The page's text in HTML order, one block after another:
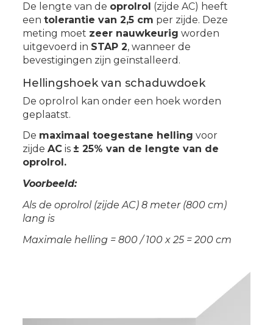
De lengte van de oprolrol (zijde AC) heeft
een tolerantie van 2,5 cm per zijde. Deze
meting moet zeer nauwkeurig worden
uitgevoerd in STAP 2, wanneer de
bevestigingen zijn geïnstalleerd.
Hellingshoek van schaduwdoek
De oprolrol kan onder een hoek worden
geplaatst.
De maximaal toegestane helling voor
zijde ACis ± 25% van de lengte van de
oprolrol.
Voorbeeld:
Als de oprolrol (zijde AC) 8 meter (800 cm)
lang is
Maximale helling = 800 / 100 x 25 = 200 cm